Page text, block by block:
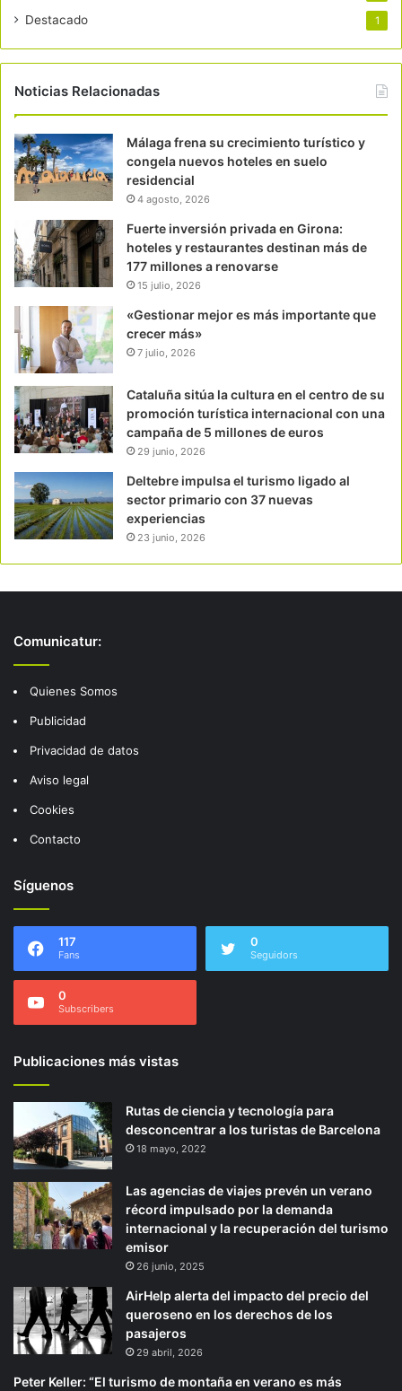
Destacado 1
Noticias Relacionadas
Málaga frena su crecimiento turístico y
congela nuevos hoteles en suelo
residencial
4 agosto, 2026
Fuerte inversión privada en Girona:
hoteles y restaurantes destinan más de
177 millones a renovarse
15 julio, 2026
«Gestionar mejor es más importante que
crecer más»
7 julio, 2026
Cataluña sitúa la cultura en el centro de su
promoción turística internacional con una
campaña de 5 millones de euros
29 junio, 2026
Deltebre impulsa el turismo ligado al
sector primario con 37 nuevas
experiencias
23 junio, 2026
Comunicatur:
Quienes Somos
Publicidad
Privacidad de datos
Aviso legal
Cookies
Contacto
Síguenos
117
Fans
0
Seguidors
0
Subscribers
Publicaciones más vistas
Rutas de ciencia y tecnología para
desconcentrar a los turistas de Barcelona
18 mayo, 2022
Las agencias de viajes prevén un verano
récord impulsado por la demanda
internacional y la recuperación del turismo
emisor
26 junio, 2025
AirHelp alerta del impacto del precio del
queroseno en los derechos de los
pasajeros
29 abril, 2026
Peter Keller: “El turismo de montaña en verano es más